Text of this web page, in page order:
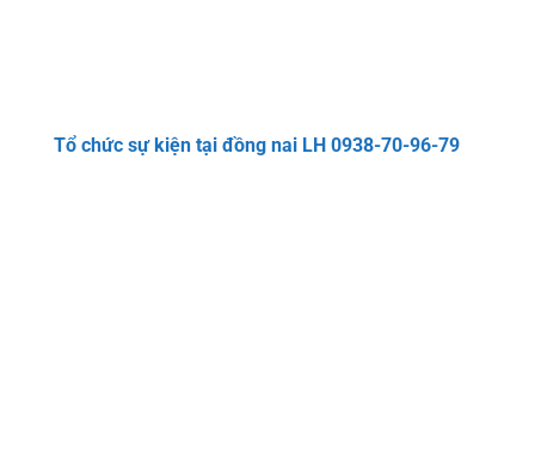
Tổ chức sự kiện tại đồng nai LH 0938-70-96-79